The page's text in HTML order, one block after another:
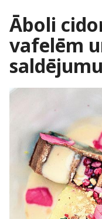
Āboli
vafelēm
saldējumu